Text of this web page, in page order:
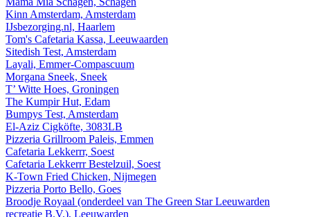
Kinn Amsterdam, Amsterdam
IJsbezorging.nl, Haarlem
Tom's Cafetaria Kassa, Leeuwaarden
Sitedish Test, Amsterdam
Layali, Emmer-Compascuum
Morgana Sneek, Sneek
T’ Witte Hoes, Groningen
The Kumpir Hut, Edam
Bumpys Test, Amsterdam
El-Aziz Cigköfte, 3083LB
Pizzeria Grillroom Paleis, Emmen
Cafetaria Lekkerrr, Soest
Cafetaria Lekkerrr Bestelzuil, Soest
K-Town Fried Chicken, Nijmegen
Pizzeria Porto Bello, Goes
Broodje Royaal (onderdeel van The Green Star Leeuwarden
recreatie B.V.), Leeuwarden